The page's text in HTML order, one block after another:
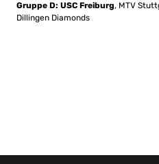
Gruppe D: USC Freiburg, MTV
Dillingen Diamonds